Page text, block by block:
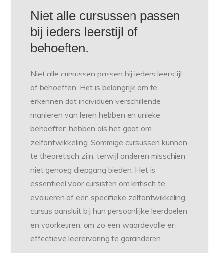
Niet alle cursussen passen
bij ieders leerstijl of
behoeften.
Niet alle cursussen passen bij ieders leerstijl
of behoeften. Het is belangrijk om te
erkennen dat individuen verschillende
manieren van leren hebben en unieke
behoeften hebben als het gaat om
zelfontwikkeling. Sommige cursussen kunnen
te theoretisch zijn, terwijl anderen misschien
niet genoeg diepgang bieden. Het is
essentieel voor cursisten om kritisch te
evalueren of een specifieke zelfontwikkeling
cursus aansluit bij hun persoonlijke leerdoelen
en voorkeuren, om zo een waardevolle en
effectieve leerervaring te garanderen.